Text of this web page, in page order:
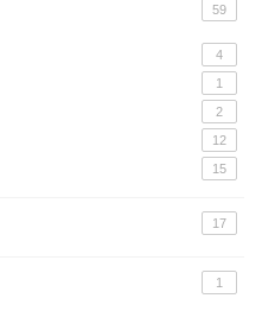
59
4
1
2
12
15
17
1